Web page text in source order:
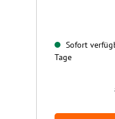
Sofort
Tage